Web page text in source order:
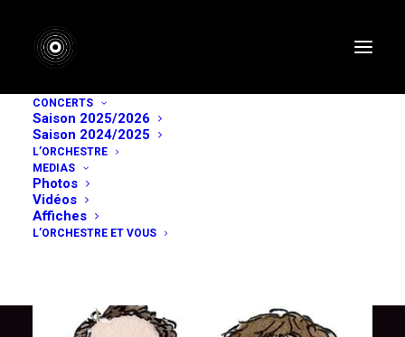
CONCERTS
Saison 2025/2026
Saison 2024/2025
L’ORCHESTRE
MEDIAS
Photos
Vidéos
Affiches
L’ORCHESTRE ET VOUS
Entretien croisé entre
Raphaël Schwab et
Julien Soro